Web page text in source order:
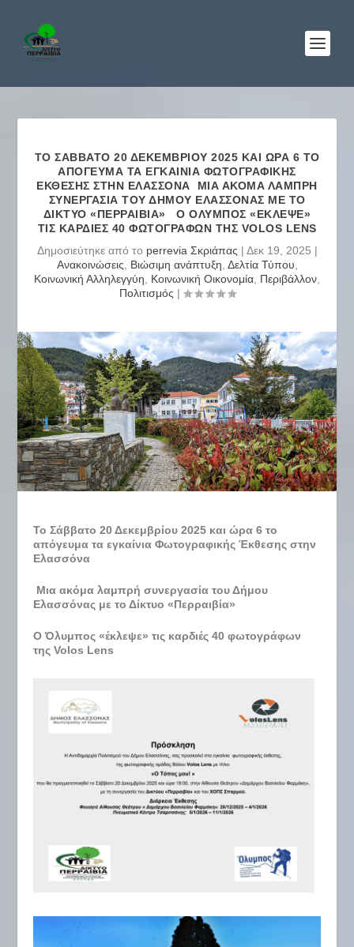
ΤΟ ΣΆΒΒΑΤΟ 20 ΔΕΚΕΜΒΡΊΟΥ 2025 ΚΑΙ ΏΡΑ 6 ΤΟ
ΑΠΌΓΕΥΜΑ ΤΑ ΕΓΚΑΊΝΙΑ ΦΩΤΟΓΡΑΦΙΚΉΣ
ΈΚΘΕΣΗΣ ΣΤΗΝ ΕΛΑΣΣΌΝΑ ΜΙΑ ΑΚΌΜΑ ΛΑΜΠΡΉ
ΣΥΝΕΡΓΑΣΊΑ ΤΟΥ ΔΉΜΟΥ ΕΛΑΣΣΌΝΑΣ ΜΕ ΤΟ
ΔΊΚΤΥΟ «ΠΕΡΡΑΙΒΊΑ» Ο ΌΛΥΜΠΟΣ «ΈΚΛΕΨΕ»
ΤΙΣ ΚΑΡΔΙΈΣ 40 ΦΩΤΟΓΡΆΦΩΝ ΤΗΣ VOLOS LENS
Δημοσιεύτηκε από το perrevia Σκριάπας | Δεκ 19, 2025 |
Ανακοινώσεις
Βιώσιμη ανάπτυξη Δελτία Τύπου
Κοινωνική Αλληλεγγύη
Κοινωνική Οικονομία Περιβάλλον
Πολιτισμός |
Το Σάββατο 20 Δεκεμβρίου 2025 και ώρα 6 το
απόγευμα τα εγκαίνια Φωτογραφικής Έκθεσης στην
Ελασσόνα
Μια ακόμα λαμπρή συνεργασία του Δήμου
Ελασσόνας με το Δίκτυο «Περραιβία»
Ο Όλυμπος «έκλεψε» τις καρδιές 40 φωτογράφων
τηςVolos Lens